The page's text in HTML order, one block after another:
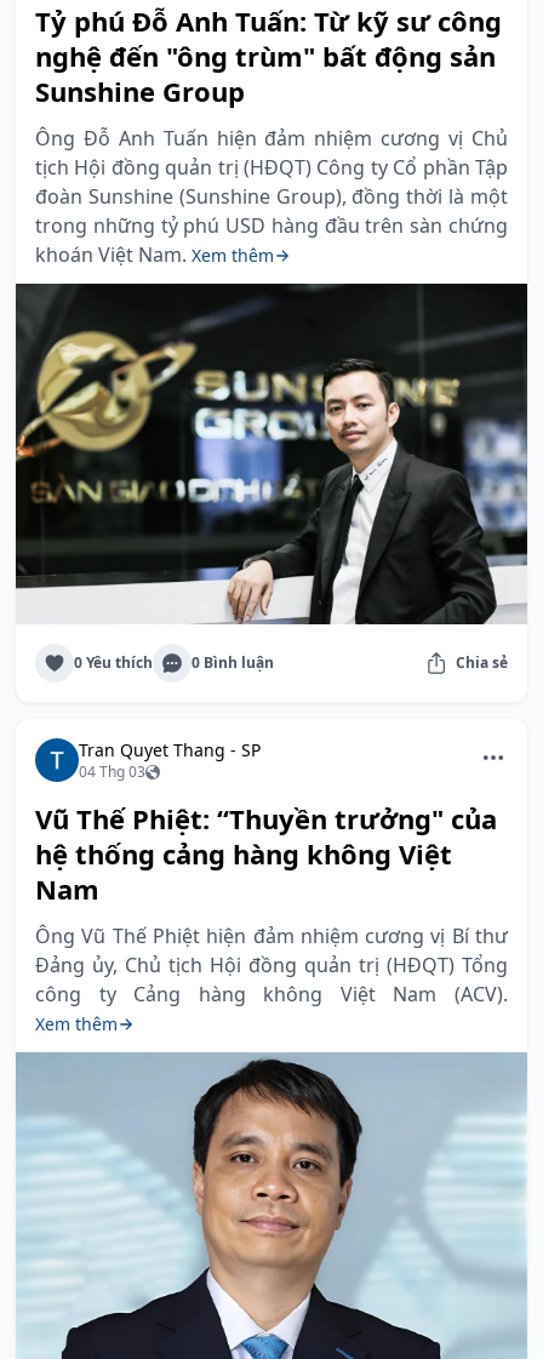
Tỷ phú Đỗ Anh Tuấn: Từ kỹ sư công
nghệ đến "ông trùm" bất động sản
Sunshine Group
Ông Đỗ Anh Tuấn hiện đảm nhiệm cương vị Chủ
tịch Hội đồng quản trị (HĐQT) Công ty Cổ phần Tập
đoàn Sunshine (Sunshine Group), đồng thời là một
trong những tỷ phú USD hàng đầu trên sàn chứng
khoán Việt Nam. Xem thêm
0 Yêu thích 0 Bình luận Chia sẻ
Tran Quyet Thang - SP
04 Thg 03
Vũ Thế Phiệt: “Thuyền trưởng" của
hệ thống cảng hàng không Việt
Nam
Ông Vũ Thế Phiệt hiện đảm nhiệm cương vị Bí thư
Đảng ủy, Chủ tịch Hội đồng quản trị (HĐQT) Tổng
công ty Cảng hàng không Việt Nam (ACV).
Xem thêm